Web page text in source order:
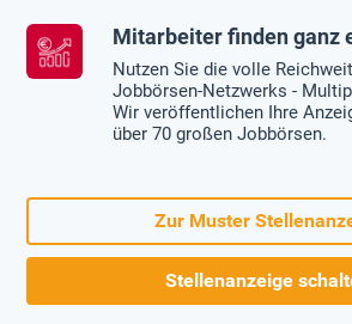
Mitarbeiter finden ganz
Nutzen Sie die volle
Jobbörsen-Netzwerks -
Wir veröffentlichen Ihre
über 70 großen Jobbörsen.
Zur Muster
Stellenanzeige